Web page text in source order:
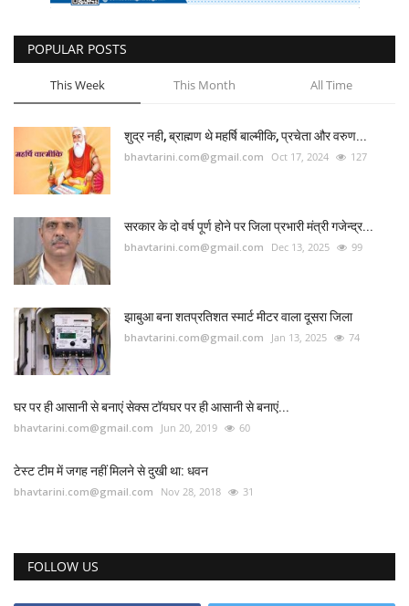
POPULAR POSTS
This Week This Month All Time
शुद्र नही, ब्राह्मण थे महर्षि बाल्मीकि, प्रचेता और वरुण...
bhavtarini.com@gmail.com Oct 17, 2024 127
सरकार के दो वर्ष पूर्ण होने पर जिला प्रभारी मंत्री गजेन्द्र...
bhavtarini.com@gmail.com Dec 13, 2025 99
झाबुआ बना शतप्रतिशत स्मार्ट मीटर वाला दूसरा जिला
bhavtarini.com@gmail.com Jan 13, 2025 74
घर पर ही आसानी से बनाएं सेक्स टॉयघर पर ही आसानी से बनाएं...
bhavtarini.com@gmail.com Jun 20, 2019 60
टेस्ट टीम में जगह नहीं मिलने से दुखी था: धवन
bhavtarini.com@gmail.com Nov 28, 2018 31
FOLLOW US